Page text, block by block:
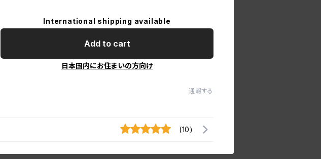
International shipping available
Add to cart
日本国内にお住まいの方向け
通報する
(10)